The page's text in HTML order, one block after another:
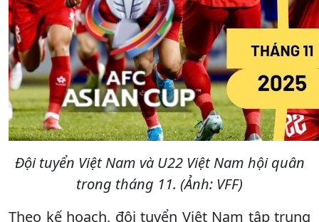
Đội tuyển Việt Nam và U22 Việt Nam hội quân
trong tháng 11. (Ảnh: VFF)
Theo kế hoạch, đội tuyển Việt Nam tập trung